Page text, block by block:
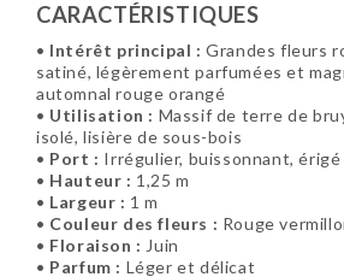
CARACTÉRISTIQUES
• Intérêt principal : Grandes fleurs
satiné, légèrement parfumées et
automnal rouge orangé
• Utilisation : Massif de terre de
isolé, lisière de sous-bois
• Port : Irrégulier, buissonnant, érigé
• Hauteur : 1,25 m
• Largeur : 1 m
• Couleur des fleurs : Rouge
• Floraison : Juin
• Parfum : Léger et délicat